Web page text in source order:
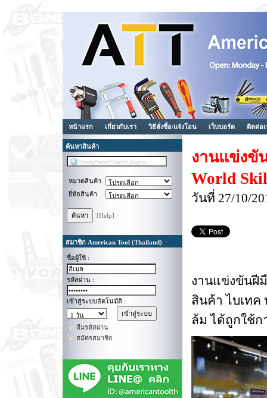
หน้าแรก เกี่ยวกับเรา วิธีสั่งซื้อ/แจ้งโอน เว็บบอร์ด ติดต่อเ
ค้นหาสินค้า
หมวดสินค้า
ยี่ห้อสินค้า
[Help]
สมาชิก American Tool (Thailand)
ชื่อผู้ใช้ :
รหัสผ่าน :
เข้าสู่ระบบอัตโนมัติ :
ลืมรหัสผ่าน
สมัครสมาชิก
งานแข่งขั
World
วันที่ 27/10/
งานแข่งขันฝี
สินค้า ไบเทค
ล้ม ได้ถูกใช้ก